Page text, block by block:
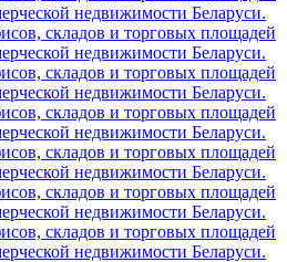
недвижимости Беларуси.
складов и торговых площадей
недвижимости Беларуси.
складов и торговых площадей
недвижимости Беларуси.
складов и торговых площадей
недвижимости Беларуси.
складов и торговых площадей
недвижимости Беларуси.
складов и торговых площадей
недвижимости Беларуси.
складов и торговых площадей
недвижимости Беларуси.